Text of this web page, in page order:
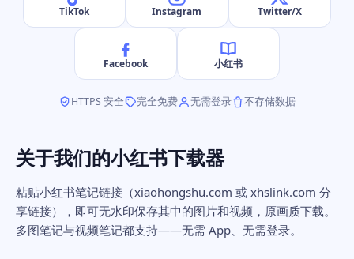
TikTok Instagram Twitter/X
Facebook 小红书
HTTPS 安全 完全免费 无需登录 不存储数据
关于我们的小红书下载器
粘贴小红书笔记链接（xiaohongshu.com 或 xhslink.com 分
享链接），即可无水印保存其中的图片和视频，原画质下载。
多图笔记与视频笔记都支持——无需 App、无需登录。